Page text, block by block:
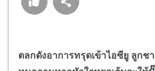
ตลกดังอาการทรุดเข้าไอซียู ลูกช